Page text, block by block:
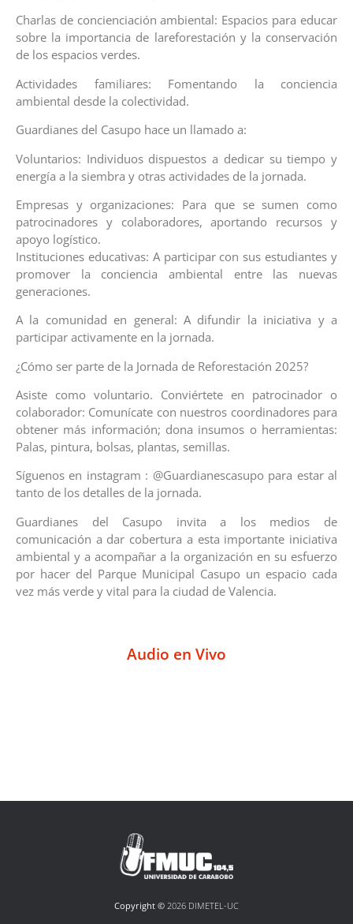
Charlas de concienciación ambiental: Espacios para educar
sobre la importancia de lareforestación y la conservación
de los espacios verdes.
Actividades familiares: Fomentando la conciencia
ambiental desde la colectividad.
Guardianes del Casupo hace un llamado a:
Voluntarios: Individuos dispuestos a dedicar su tiempo y
energía a la siembra y otras actividades de la jornada.
Empresas y organizaciones: Para que se sumen como
patrocinadores y colaboradores, aportando recursos y
apoyo logístico.
Instituciones educativas: A participar con sus estudiantes y
promover la conciencia ambiental entre las nuevas
generaciones.
A la comunidad en general: A difundir la iniciativa y a
participar activamente en la jornada.
¿Cómo ser parte de la Jornada de Reforestación 2025?
Asiste como voluntario. Conviértete en patrocinador o
colaborador: Comunícate con nuestros coordinadores para
obtener más información; dona insumos o herramientas:
Palas, pintura, bolsas, plantas, semillas.
Síguenos en instagram : @Guardianescasupo para estar al
tanto de los detalles de la jornada.
Guardianes del Casupo invita a los medios de
comunicación a dar cobertura a esta importante iniciativa
ambiental y a acompañar a la organización en su esfuerzo
por hacer del Parque Municipal Casupo un espacio cada
vez más verde y vital para la ciudad de Valencia.
Audio en Vivo
Copyright © 2026 DIMETEL-UC